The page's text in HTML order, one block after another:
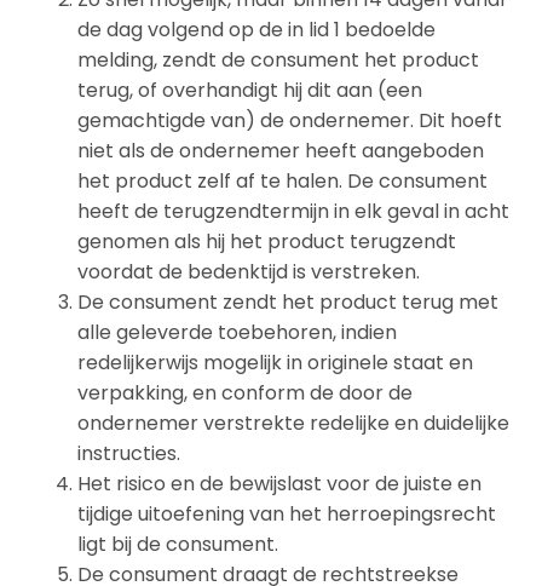
de dag volgend op de in lid 1 bedoelde
melding, zendt de consument het product
terug, of overhandigt hij dit aan (een
gemachtigde van) de ondernemer. Dit hoeft
niet als de ondernemer heeft aangeboden
het product zelf af te halen. De consument
heeft de terugzendtermijn in elk geval in acht
genomen als hij het product terugzendt
voordat de bedenktijd is verstreken.
De consument zendt het product terug met
alle geleverde toebehoren, indien
redelijkerwijs mogelijk in originele staat en
verpakking, en conform de door de
ondernemer verstrekte redelijke en duidelijke
instructies.
Het risico en de bewijslast voor de juiste en
tijdige uitoefening van het herroepingsrecht
ligt bij de consument.
De consument draagt de rechtstreekse